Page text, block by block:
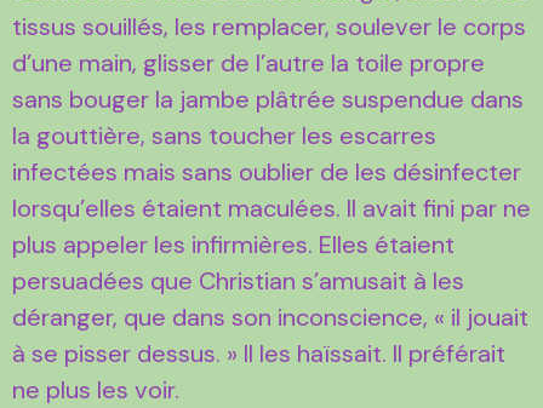
tissus souillés, les remplacer, soulever le corps
d’une main, glisser de l’autre la toile propre
sans bouger la jambe plâtrée suspendue dans
la gouttière, sans toucher les escarres
infectées mais sans oublier de les désinfecter
lorsqu’elles étaient maculées. Il avait fini par ne
plus appeler les infirmières. Elles étaient
persuadées que Christian s’amusait à les
déranger, que dans son inconscience, « il jouait
à se pisser dessus. » Il les haïssait. Il préférait
ne plus les voir.